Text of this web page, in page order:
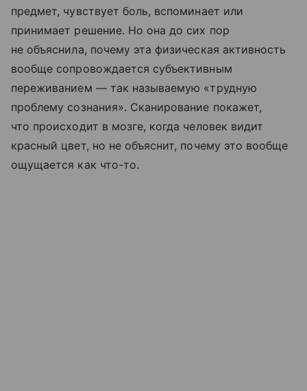
предмет, чувствует боль, вспоминает или
принимает решение. Но она до сих пор
не объяснила, почему эта физическая активность
вообще сопровождается субъективным
переживанием — так называемую «трудную
проблему сознания». Сканирование покажет,
что происходит в мозге, когда человек видит
красный цвет, но не объяснит, почему это вообще
ощущается как что-то.